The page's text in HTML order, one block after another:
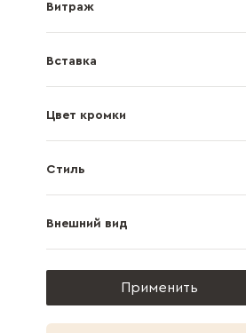
Витраж
Вставка
Цвет кромки
Стиль
Внешний вид